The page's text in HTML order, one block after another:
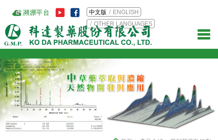
中文版
ENGLISH
OTHER LANGUAGES